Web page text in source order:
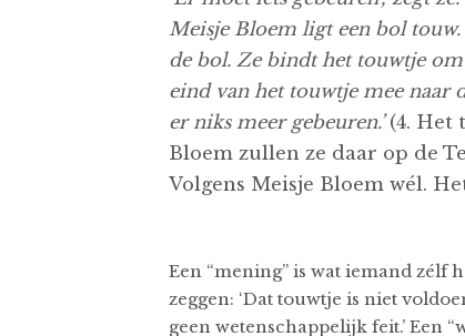
Meisje Bloem ligt een bol touw.
de bol. Ze bindt het touwtje
eind van het touwtje mee naar
er niks meer gebeuren.’(4. Het
Bloem zullen ze daar op de
Volgens Meisje Bloem wél.
Een “mening” is wat iemand zélf
zeggen: ‘Dat touwtje is niet
geen wetenschappelijk feit.’ Een